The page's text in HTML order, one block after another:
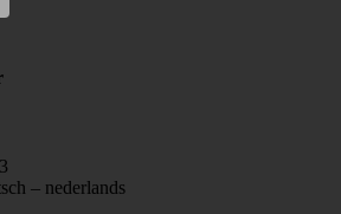
– nederlands